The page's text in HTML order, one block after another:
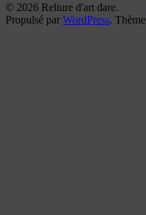
© 2026 Reliure d'art dare.
Propulsé par WordPress. Thème